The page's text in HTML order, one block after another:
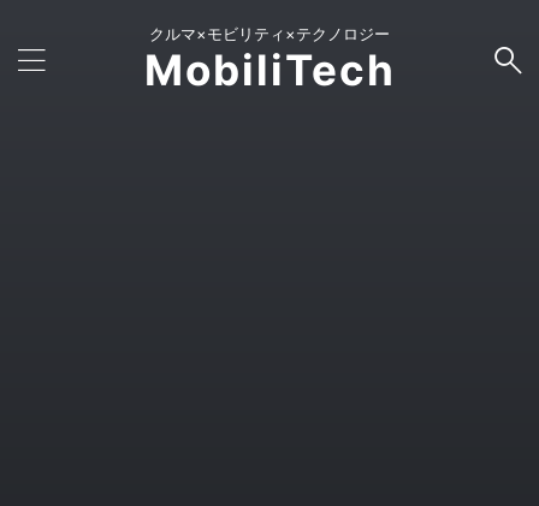
クルマ×モビリティ×テクノロジー
MobiliTech